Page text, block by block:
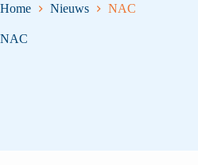
Home Nieuws NAC
NAC